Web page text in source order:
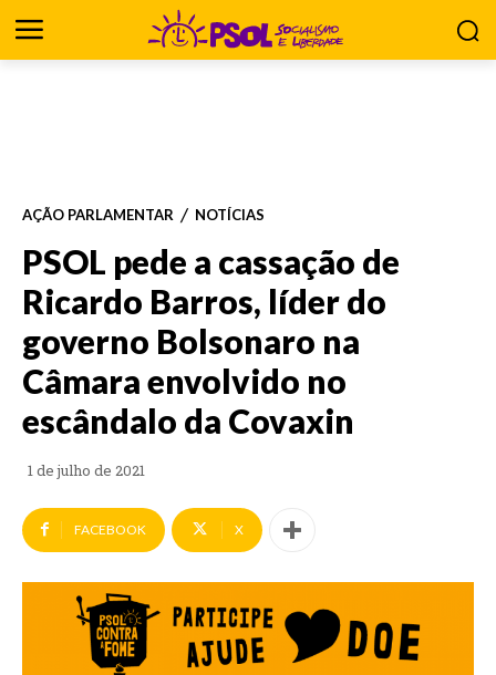
AÇÃO PARLAMENTAR NOTÍCIAS
PSOL pede a cassação de
Ricardo Barros, líder do
governo Bolsonaro na
Câmara envolvido no
escândalo da Covaxin
1 de julho de 2021
FACEBOOK X